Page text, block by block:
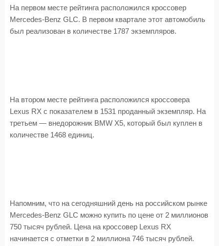
На первом месте рейтинга расположился кроссовер
Mercedes-Benz GLC. В первом квартале этот автомобиль
был реализован в количестве 1787 экземпляров.
На втором месте рейтинга расположился кроссовера
Lexus RX с показателем в 1531 проданный экземпляр. На
третьем — внедорожник BMW Х5, который был куплен в
количестве 1468 единиц.
Напомним, что на сегодняшний день на российском рынке
Mercedes-Benz GLC можно купить по цене от 2 миллионов
750 тысяч рублей. Цена на кроссовер Lexus RX
начинается с отметки в 2 миллиона 746 тысяч рублей.